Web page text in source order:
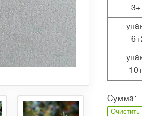
Сумма:
Очистить